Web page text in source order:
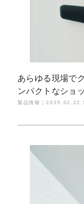
あらゆる現場で
ンパクトなショ
製品情報｜2025.02.22